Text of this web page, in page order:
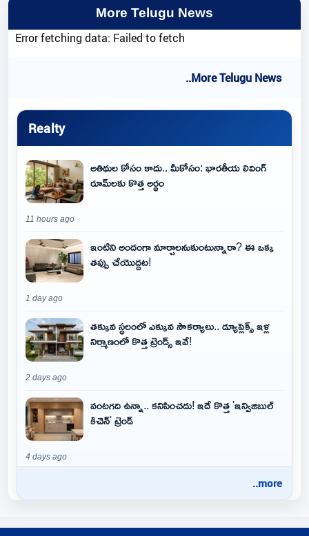
More Telugu News
Error fetching data: Failed to fetch
..More Telugu News
Realty
అతిథుల కోసం కాదు.. మీకోసం: భారతీయ లివింగ్
రూమ్‌లకు కొత్త అర్థం
11 hours ago
ఇంటిని అందంగా మార్చాలనుకుంటున్నారా? ఈ ఒక్క
తప్పు చేయొద్దట!
1 day ago
తక్కువ స్థలంలో ఎక్కువ సౌకర్యాలు.. డ్యూప్లెక్స్ ఇళ్ల
నిర్మాణంలో కొత్త ట్రెండ్స్ ఇవే!
2 days ago
వంటగది ఉన్నా.. కనిపించదు! ఇదే కొత్త 'ఇన్విజిబుల్
కిచెన్' ట్రెండ్
4 days ago
..more